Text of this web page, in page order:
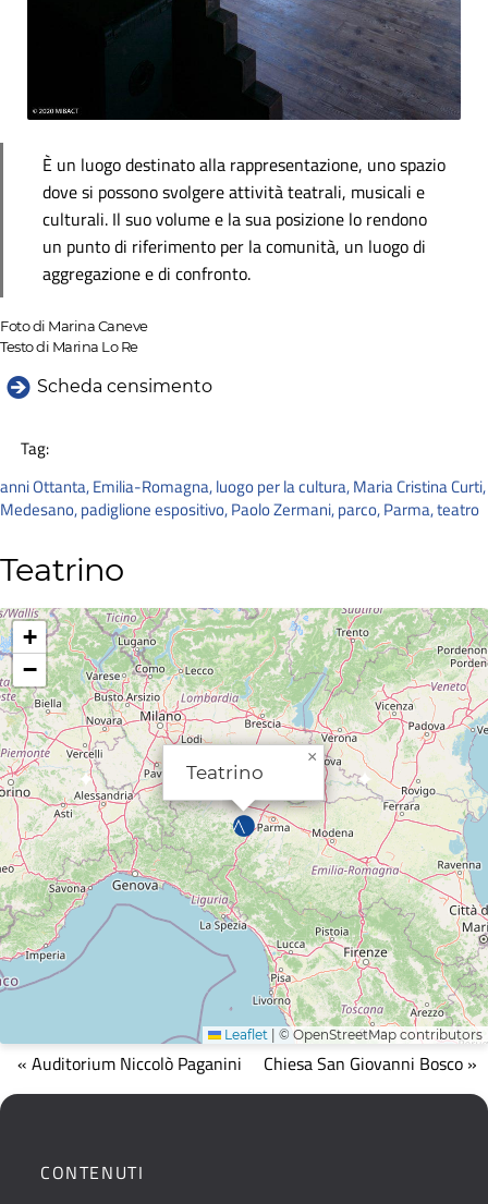
È un luogo destinato alla rappresentazione, uno spazio
dove si possono svolgere attività teatrali, musicali e
culturali. Il suo volume e la sua posizione lo rendono
un punto di riferimento per la comunità, un luogo di
aggregazione e di confronto.
Foto di Marina Caneve
Testo di Marina Lo Re
Scheda censimento
Tag:
anni Ottanta,Emilia-Romagna,luogo per la cultura,Maria Cristina Curti,
Medesano,padiglione espositivo,Paolo Zermani,parco,Parma,teatro
Teatrino
Teatrino
×
+
−
Leaflet | © OpenStreetMap contributors
Mappa
mostra
posizione
« Auditorium Niccolò Paganini Chiesa San Giovanni Bosco »
CONTENUTI